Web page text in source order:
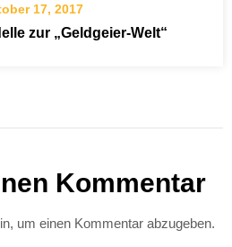
17, 2017
zur „Geldgeier-Welt“
Kommentar
um einen Kommentar abzugeben.